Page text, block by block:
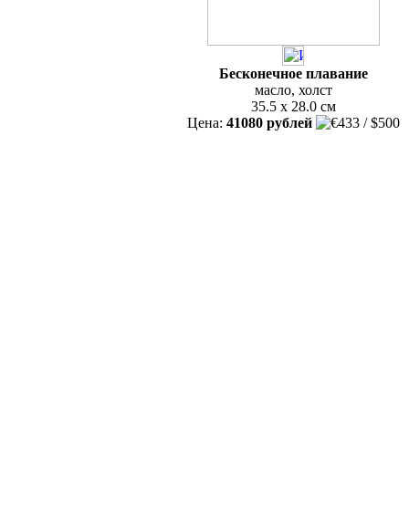
Бесконечное плавание
масло, холст
35.5 x 28.0 см
Цена: 41080 рублей